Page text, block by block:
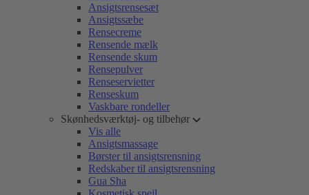
Ansigtsrensesæt
Ansigtssæbe
Rensecreme
Rensende mælk
Rensende skum
Rensepulver
Renseservietter
Renseskum
Vaskbare rondeller
Skønhedsværktøj- og tilbehør
Vis alle
Ansigtsmassage
Børster til ansigtsrensning
Redskaber til ansigtsrensning
Gua Sha